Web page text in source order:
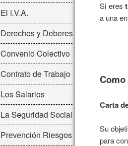
El I.V.A.
Derechos y Deberes Laborales
Convenio Colectivo
Contrato de Trabajo
Los Salarios
La Seguridad Social
Prevención Riesgos Laborales
Si eres
a una
Carta
Su
para